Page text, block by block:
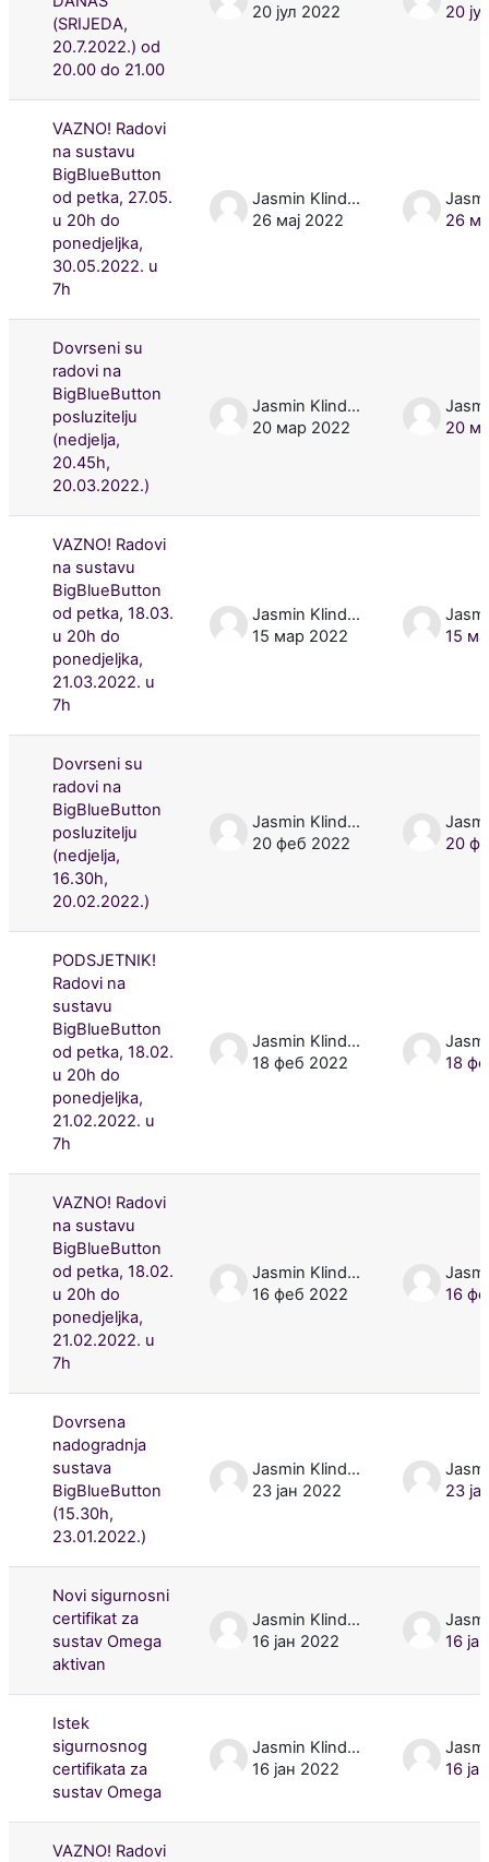
(SRIJEDA,
20.7.2022.) od
20.00 do 21.00
20 јул 2022 20
VAZNO! Radovi
na sustavu
BigBlueButton
od petka, 27.05.
u 20h do
ponedjeljka,
30.05.2022. u
7h
Jasmin Klindžić
26 мај 2022
26
Dovrseni su
radovi na
BigBlueButton
posluzitelju
(nedjelja,
20.45h,
20.03.2022.)
Jasmin Klindžić
20 мар 2022
20
VAZNO! Radovi
na sustavu
BigBlueButton
od petka, 18.03.
u 20h do
ponedjeljka,
21.03.2022. u
7h
Jasmin Klindžić
15 мар 2022
15
Dovrseni su
radovi na
BigBlueButton
posluzitelju
(nedjelja,
16.30h,
20.02.2022.)
Jasmin Klindžić
20 феб 2022
20
PODSJETNIK!
Radovi na
sustavu
BigBlueButton
od petka, 18.02.
u 20h do
ponedjeljka,
21.02.2022. u
7h
Jasmin Klindžić
18 феб 2022
18
VAZNO! Radovi
na sustavu
BigBlueButton
od petka, 18.02.
u 20h do
ponedjeljka,
21.02.2022. u
7h
Jasmin Klindžić
16 феб 2022
16
Dovrsena
nadogradnja
sustava
BigBlueButton
(15.30h,
23.01.2022.)
Jasmin Klindžić
23 јан 2022
23
Novi sigurnosni
certifikat za
sustav Omega
aktivan
Jasmin Klindžić
16 јан 2022
16
Istek
sigurnosnog
certifikata za
sustav Omega
Jasmin Klindžić
16 јан 2022
16
VAZNO! Radovi